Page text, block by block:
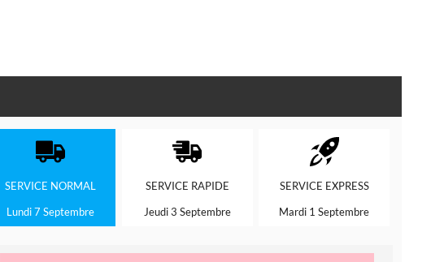
SERVICE NORMAL
Lundi 7 Septembre
SERVICE RAPIDE
Jeudi 3 Septembre
SERVICE EXPRESS
Mardi 1 Septembre